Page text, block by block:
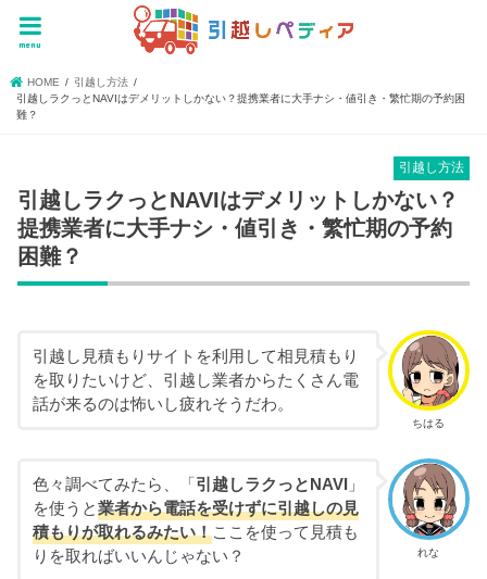
menu
HOME
引越し方法
引越しラクっとNAVIはデメリットしかない？提携業者に大手ナシ・値引き・繁忙期の予約困
難？
引越し方法
引越しラクっとNAVIはデメリットしかない？
提携業者に大手ナシ・値引き・繁忙期の予約
困難？
ちはる
引越し見積もりサイトを利用して相見積もり
を取りたいけど、引越し業者からたくさん電
話が来るのは怖いし疲れそうだわ。
れな
色々調べてみたら、「 引越しラクっとNAVI 」
を使うと業者から電話を受けずに引越しの見
積もりが取れるみたい！ここを使って見積も
りを取ればいいんじゃない？